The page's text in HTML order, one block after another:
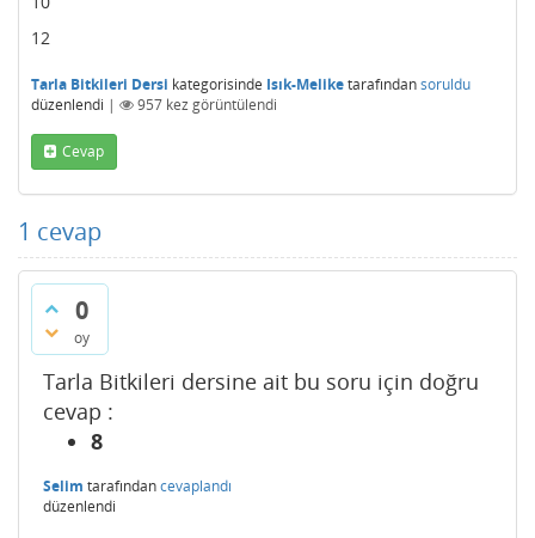
12
Tarla Bitkileri Dersi kategorisinde Isık-Meliketarafındansoruldu
düzenlendi | 957 kez görüntülendi
Cevap
1 cevap
0
oy
Tarla Bitkileri dersine ait bu soru için doğru
cevap :
8
Selim tarafındancevaplandı
düzenlendi